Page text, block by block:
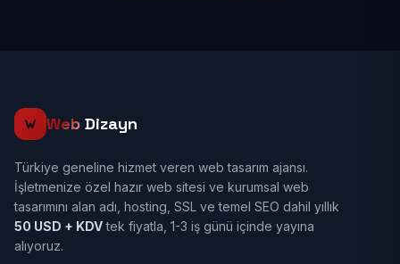
Web Dizayn
Türkiye geneline hizmet veren web tasarım ajansı.
İşletmenize özel hazır web sitesi ve kurumsal web
tasarımını alan adı, hosting, SSL ve temel SEO dahil yıllık
50 USD + KDVtek fiyatla, 1-3 iş günü içinde yayına
alıyoruz.